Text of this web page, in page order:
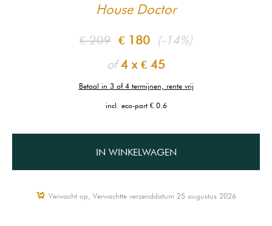
House Doctor
€ 209 € 180 (-14%)
of4 x € 45
Betaal in 3 of 4 termijnen, rente vrij
incl. eco-part € 0.6
IN WINKELWAGEN
Verwacht op, Verwachtte verzenddatum 25 augustus 2026